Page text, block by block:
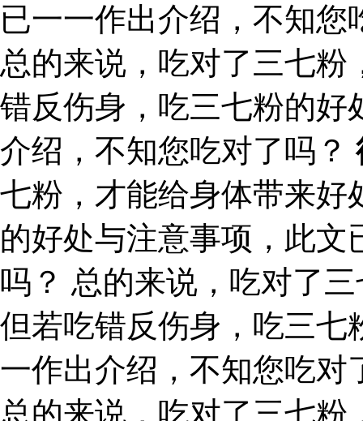
已一一作出介绍，不知
总的来说，吃对了三七粉
错反伤身，吃三七粉的好
介绍，不知您吃对了吗？
七粉，才能给身体带来好
的好处与注意事项，此
吗？ 总的来说，吃对了
但若吃错反伤身，吃三七
一作出介绍，不知您吃对
总的来说，吃对了三七粉